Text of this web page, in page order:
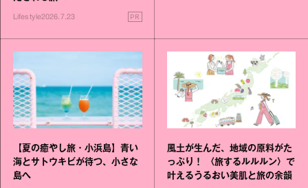
Lifestyle2026.7.23 PR
【夏の癒やし旅・小浜島】青い
海とサトウキビが待つ、小さな
島へ
風土が生んだ、地域の原料がた
っぷり！ 〈旅するルルルン〉で
叶えるうるおい美肌と旅の余韻